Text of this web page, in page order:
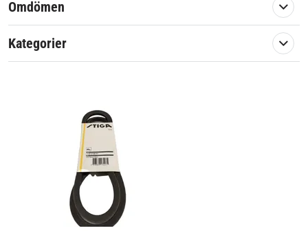
Artikelnummer:
Omdömen
Kategorier